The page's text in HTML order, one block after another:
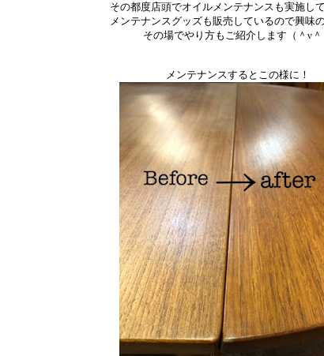
その都度店頭でオイルメンテナンスも実施し
メンテナンスグッズも販売しているので興味
その場でやり方もご紹介します（＾ν
メンテナンスするとこの様に！